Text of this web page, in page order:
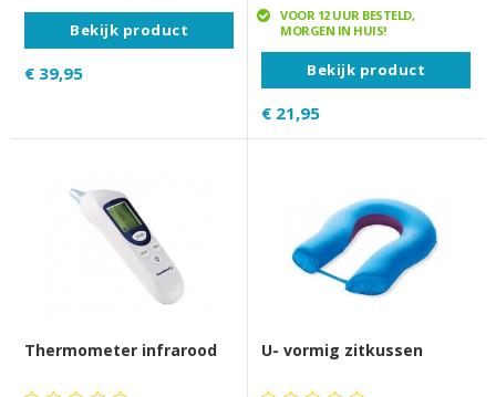
Bekijk product
€ 39,95
VOOR 12 UUR BESTELD,
MORGEN IN HUIS!
Bekijk product
€ 21,95
Thermometer infrarood U- vormig zitkussen